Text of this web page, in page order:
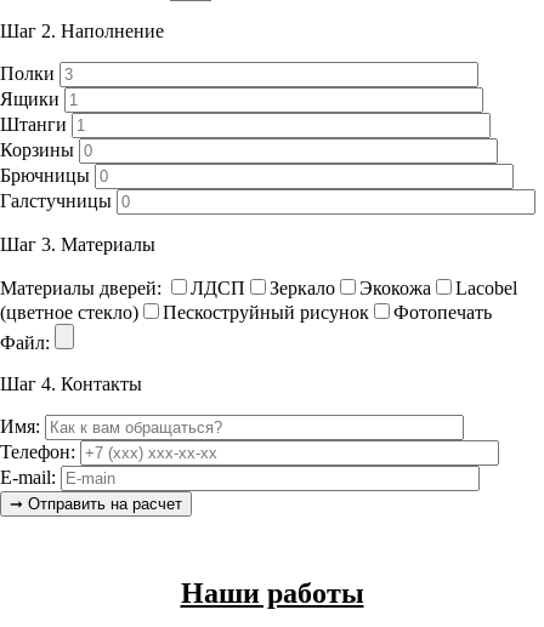
Шаг 2. Наполнение
Полки
Ящики
Штанги
Корзины
Брючницы
Галстучницы
Шаг 3. Материалы
Материалы дверей: ЛДСП Зеркало Экокожа
Lacobel
(цветное стекло)
Пескоструйный рисунок
Фотопечать
Файл:
Шаг 4. Контакты
Имя:
Телефон:
E-mail:
Наши работы